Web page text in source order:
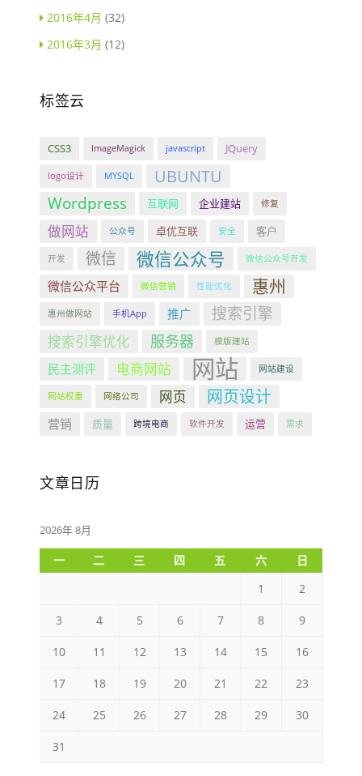
2016年4月 (32)
2016年3月 (12)
标签云
CSS3 ImageMagick javascript JQuery
logo设计 MYSQL UBUNTU
Wordpress 互联网 企业建站 修复
做网站 公众号 卓优互联 安全 客户
开发 微信 微信公众号 微信公众号开发
微信公众平台 微信营销 性能优化 惠州
惠州做网站 手机App 推广 搜索引擎
搜索引擎优化 服务器 模版建站
民主测评 电商网站 网站 网站建设
网站权重 网络公司 网页 网页设计
营销 质量 跨境电商 软件开发 运营 需求
文章日历
2026年 8月
一 二 三 四 五 六
日
1
2
3 4 5 6 7 8 9
10 11 12 13 14 15 16
17 18 19 20 21 22 23
24 25 26 27 28 29 30
31